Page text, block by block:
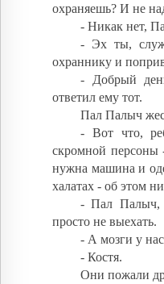
охраняешь? И не
- Никак нет,
- Эх ты,
охраннику и
- Добрый
ответил ему тот.
Пал Палыч
- Вот что,
скромной персоны
нужна машина и
халатах - об этом
- Пал Палыч,
просто не выехать.
- А мозги у
- Костя.
Они пожали